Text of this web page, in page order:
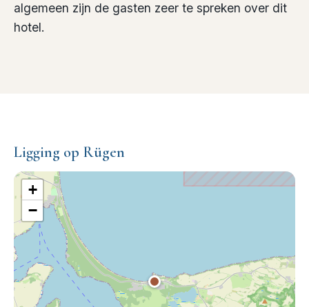
algemeen zijn de gasten zeer te spreken over dit
hotel.
Ligging op Rügen
+
−